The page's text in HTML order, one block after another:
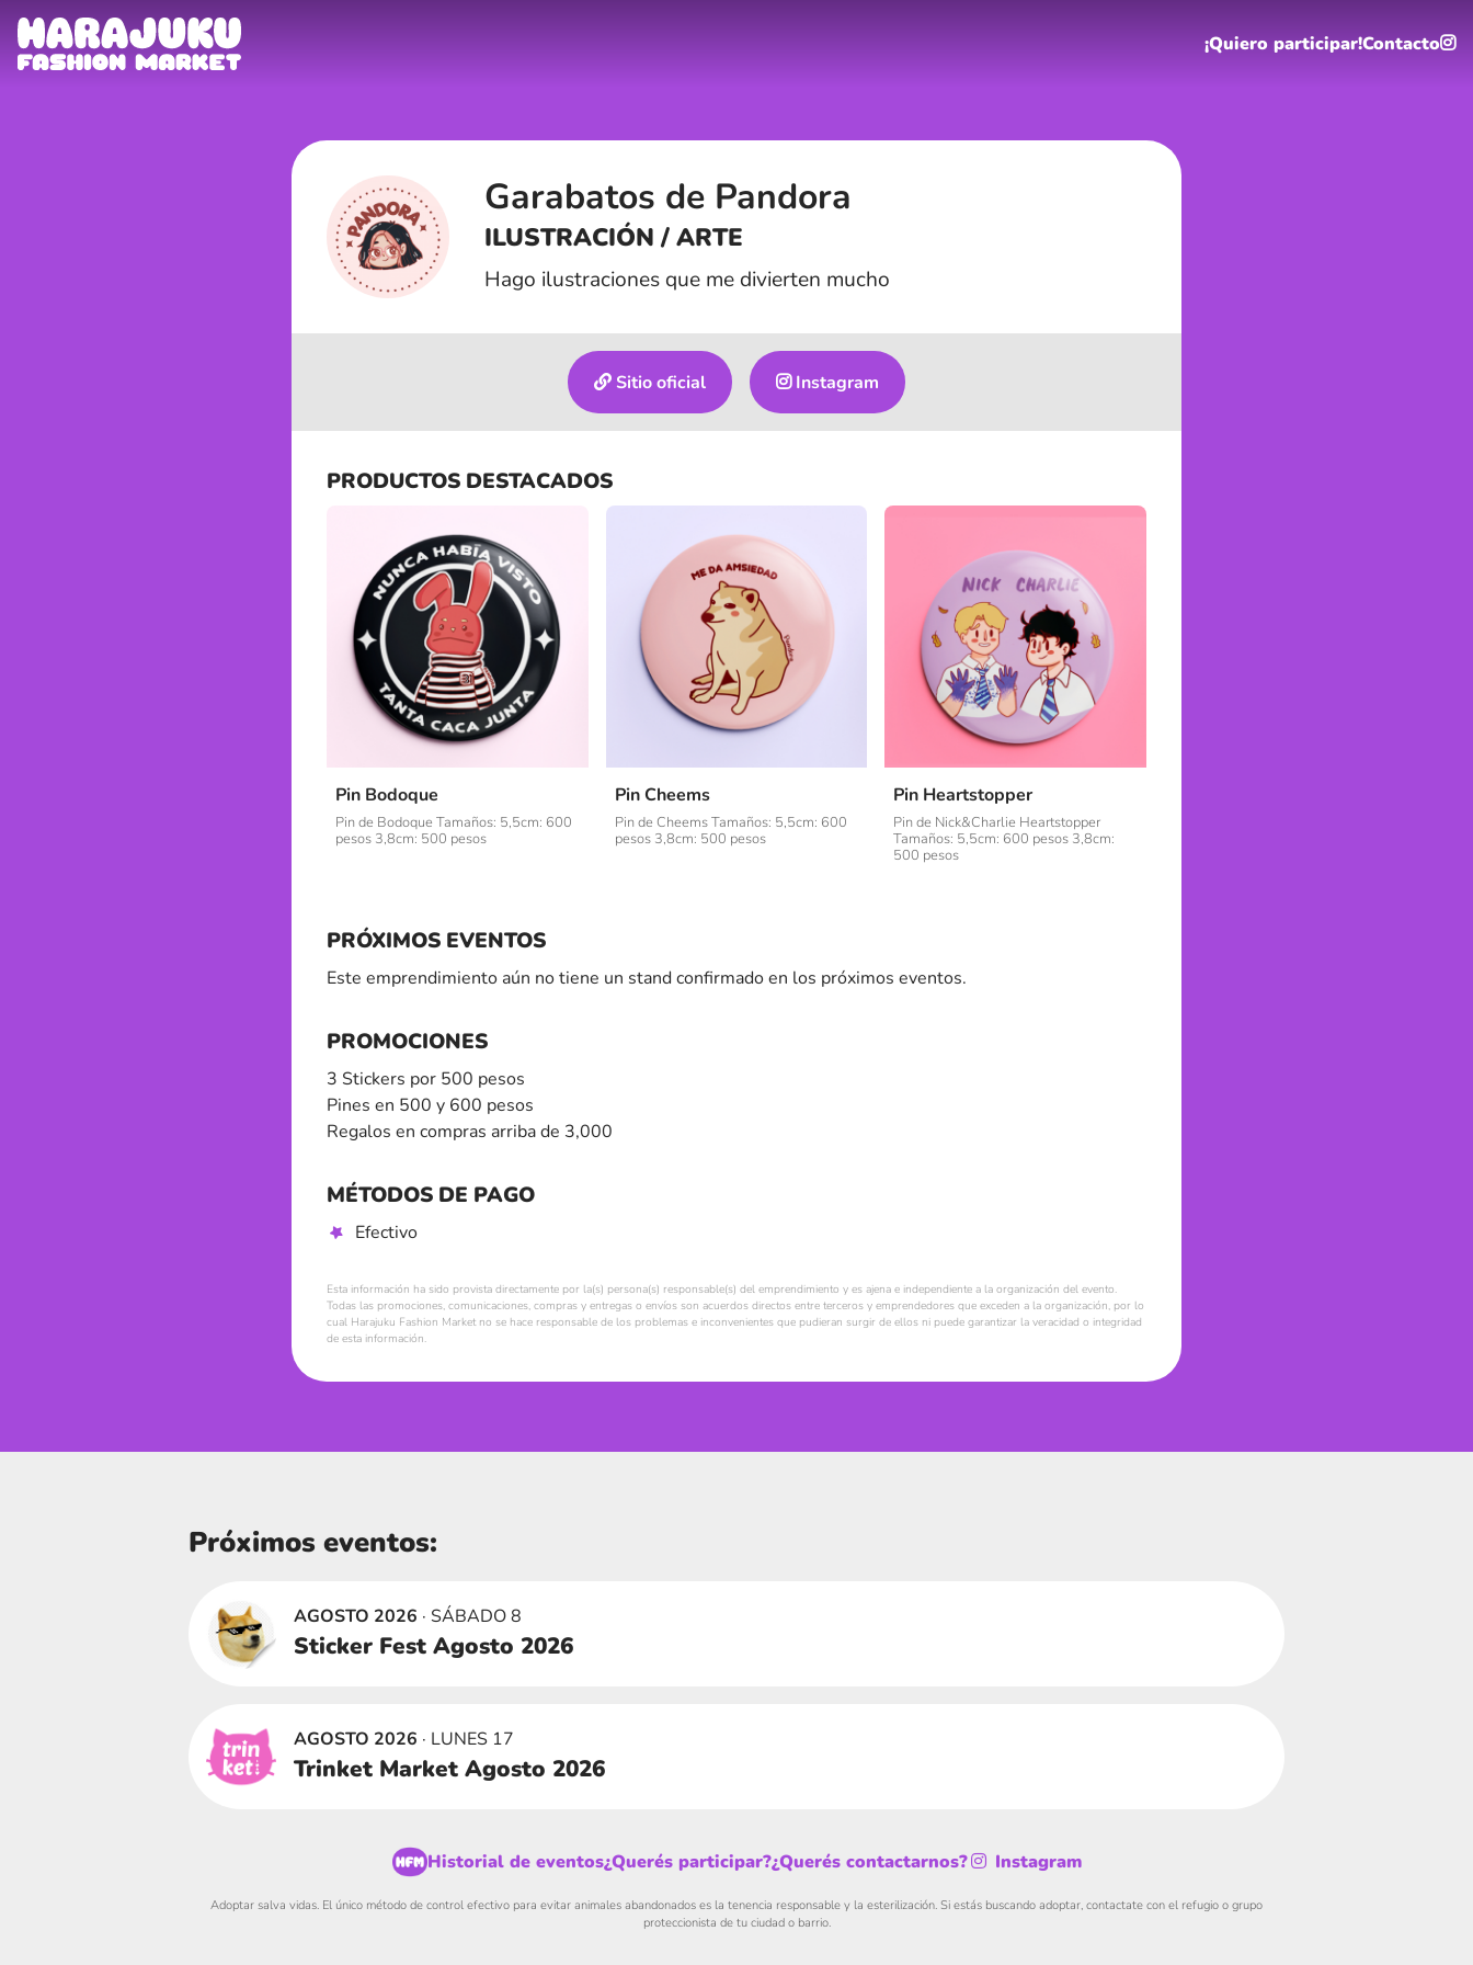
¡Quiero participar!Contacto
Garabatos de Pandora
ILUSTRACIÓN / ARTE
Hago ilustraciones que me divierten mucho
Sitio oficial Instagram
PRODUCTOS DESTACADOS
Pin Bodoque
Pin de Bodoque Tamaños: 5,5cm: 600
pesos 3,8cm: 500 pesos
Pin Cheems
Pin de Cheems Tamaños: 5,5cm: 600
pesos 3,8cm: 500 pesos
Pin Heartstopper
Pin de Nick&Charlie Heartstopper
Tamaños: 5,5cm: 600 pesos 3,8cm:
500 pesos
PRÓXIMOS EVENTOS
Este emprendimiento aún no tiene un stand confirmado en los próximos eventos.
PROMOCIONES
3 Stickers por 500 pesos
Pines en 500 y 600 pesos
Regalos en compras arriba de 3,000
MÉTODOS DE PAGO
Efectivo
Esta información ha sido provista directamente por la(s) persona(s) responsable(s) del emprendimiento y es ajena e independiente a la organización del evento.
Todas las promociones, comunicaciones, compras y entregas o envíos son acuerdos directos entre terceros y emprendedores que exceden a la organización, por lo
cual Harajuku Fashion Market no se hace responsable de los problemas e inconvenientes que pudieran surgir de ellos ni puede garantizar la veracidad o integridad
de esta información.
Próximos eventos:
AGOSTO 2026 · SÁBADO 8
Sticker Fest Agosto 2026
AGOSTO 2026 · LUNES 17
Trinket Market Agosto 2026
Historial de eventos¿Querés participar?¿Querés contactarnos? Instagram
Adoptar salva vidas. El único método de control efectivo para evitar animales abandonados es la tenencia responsable y la esterilización. Si estás buscando adoptar, contactate con el refugio o grupo
proteccionista de tu ciudad o barrio.